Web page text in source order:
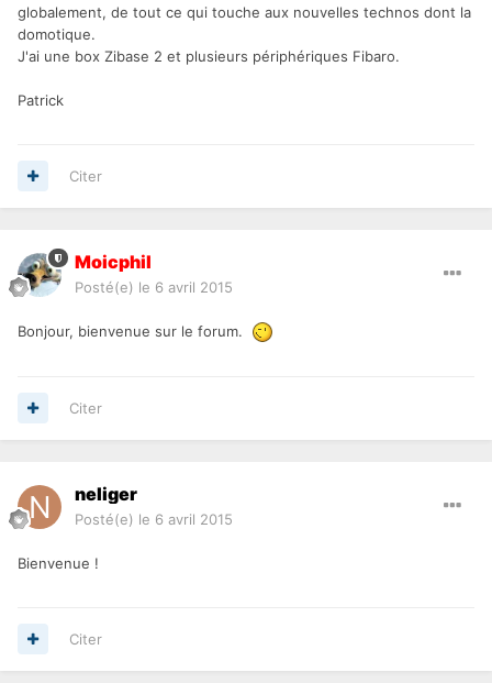
globalement, de tout ce qui touche aux nouvelles technos dont la
domotique.
J'ai une box Zibase 2 et plusieurs périphériques Fibaro.
Patrick
Citer
Moicphil
Posté(e) le 6 avril 2015
Bonjour, bienvenue sur le forum.
Citer
neliger
Posté(e) le 6 avril 2015
Bienvenue !
Citer